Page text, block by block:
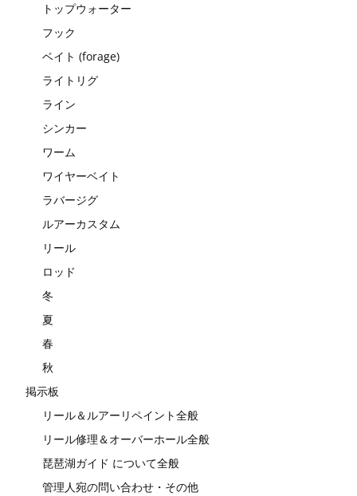
トップウォーター
フック
ベイト (forage)
ライトリグ
ライン
シンカー
ワーム
ワイヤーベイト
ラバージグ
ルアーカスタム
リール
ロッド
冬
夏
春
秋
掲示板
リール＆ルアーリペイント全般
リール修理＆オーバーホール全般
琵琶湖ガイド について全般
管理人宛の問い合わせ・その他